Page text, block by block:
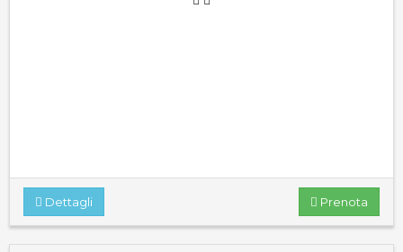
Prenota
Dettagli